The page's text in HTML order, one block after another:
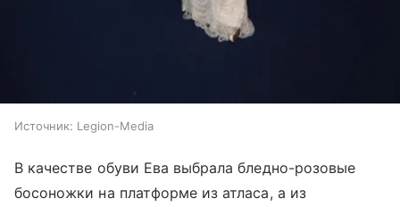
Источник: Legion-Media
В качестве обуви Ева выбрала бледно-розовые
босоножки на платформе из атласа, а из